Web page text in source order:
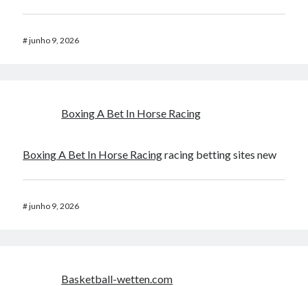
#junho 9, 2026
Boxing A Bet In Horse Racing​
Boxing A Bet In Horse Racing​racing betting sites new​
#junho 9, 2026
Basketball-wetten.com